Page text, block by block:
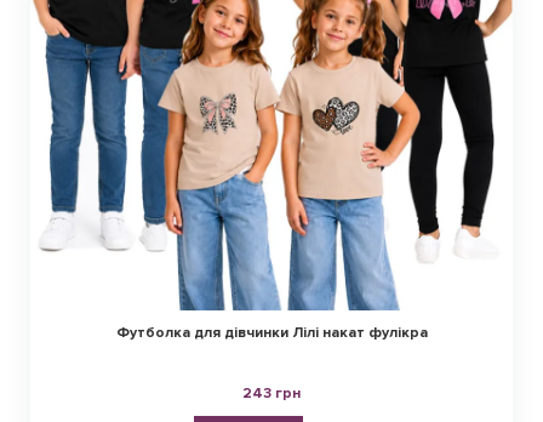
Футболка для дівчинки Лілі накат фулікра
243 грн